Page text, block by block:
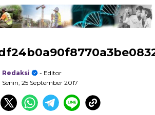
Redaksi
- Editor
Senin, 25 September 2017